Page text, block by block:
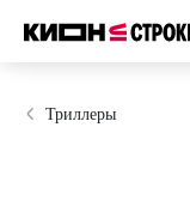
Триллеры